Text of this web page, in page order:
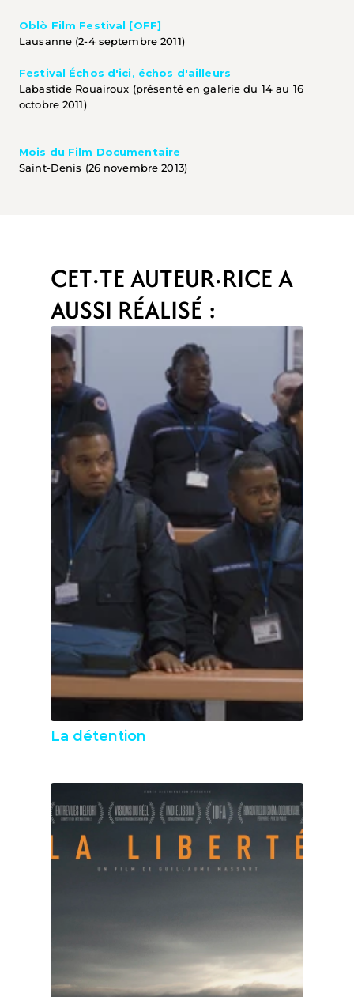
Oblò Film Festival [OFF]
Lausanne (2-4 septembre 2011)
Festival Échos d'ici, échos d'ailleurs
Labastide Rouairoux (présenté en galerie du 14 au 16
octobre 2011)
Mois du Film Documentaire
Saint-Denis (26 novembre 2013)
CET·TE AUTEUR·RICE A
AUSSI RÉALISÉ :
La détention